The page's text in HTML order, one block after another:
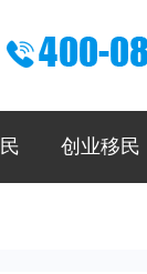

创业移民